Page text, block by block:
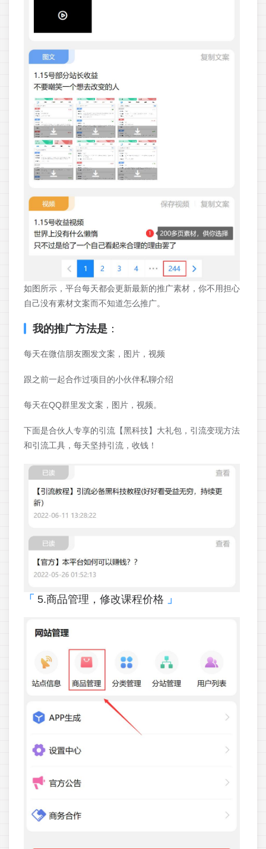
如图所示，平台每天都会更新最新的推广素材，你不用担心
自己没有素材文案而不知道怎么推广。
我的推广方法是 ：
每天在微信朋友圈发文案，图片，视频
跟之前一起合作过项目的小伙伴私聊介绍
每天在QQ群里发文案，图片，视频。
下面是合伙人专享的引流【黑科技】大礼包，引流变现方法
和引流工具，每天坚持引流，收钱！
5.商品管理，修改课程价格